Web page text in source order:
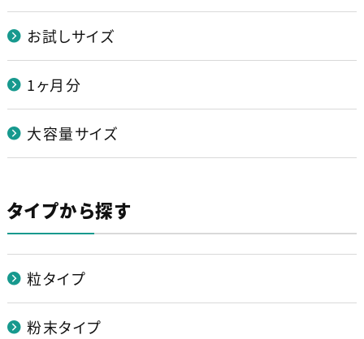
お試しサイズ
1ヶ月分
大容量サイズ
タイプから探す
粒タイプ
粉末タイプ